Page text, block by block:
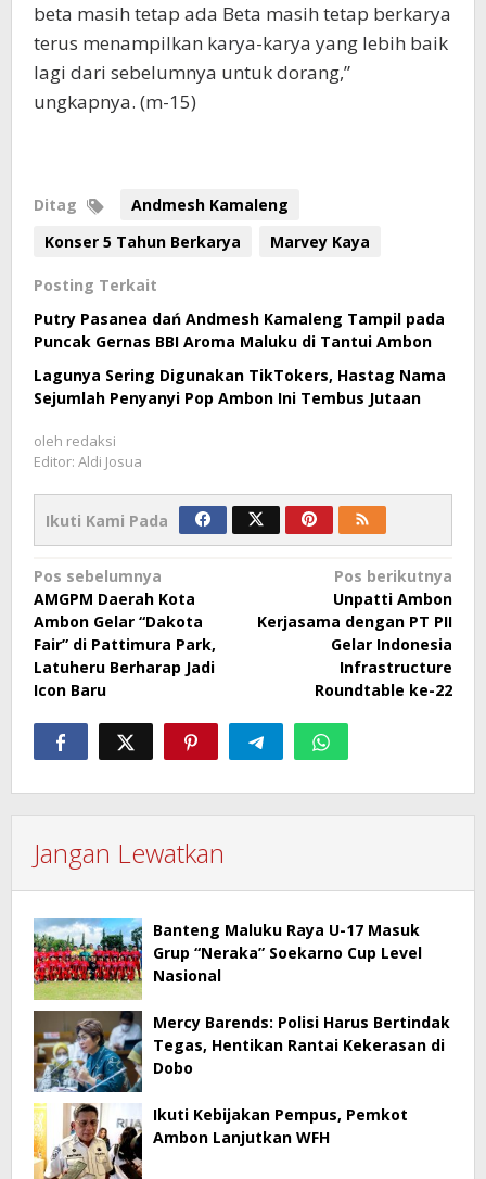
beta masih tetap ada Beta masih tetap berkarya
terus menampilkan karya-karya yang lebih baik
lagi dari sebelumnya untuk dorang,”
ungkapnya. (m-15)
Ditag
Andmesh Kamaleng
Konser 5 Tahun Berkarya
Marvey Kaya
Posting Terkait
Putry Pasanea dań Andmesh Kamaleng Tampil pada
Puncak Gernas BBI Aroma Maluku di Tantui Ambon
Lagunya Sering Digunakan TikTokers, Hastag Nama
Sejumlah Penyanyi Pop Ambon Ini Tembus Jutaan
oleh redaksi
Editor: Aldi Josua
Ikuti Kami Pada
Navigasi
pos
Pos sebelumnya
AMGPM Daerah Kota
Ambon Gelar “Dakota
Fair” di Pattimura Park,
Latuheru Berharap Jadi
Icon Baru
Pos berikutnya
Unpatti Ambon
Kerjasama dengan PT PII
Gelar Indonesia
Infrastructure
Roundtable ke-22
Jangan Lewatkan
Banteng Maluku Raya U-17 Masuk
Grup “Neraka” Soekarno Cup Level
Nasional
Mercy Barends: Polisi Harus Bertindak
Tegas, Hentikan Rantai Kekerasan di
Dobo
Ikuti Kebijakan Pempus, Pemkot
Ambon Lanjutkan WFH